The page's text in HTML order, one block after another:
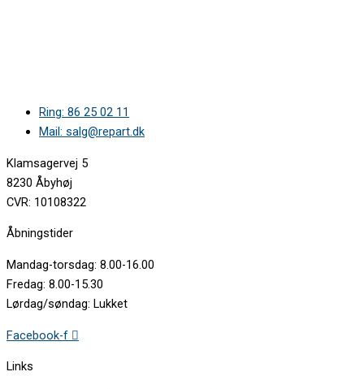
Ring: 86 25 02 11
Mail: salg@repart.dk
Klamsagervej 5
8230 Åbyhøj
CVR: 10108322
Åbningstider
Mandag-torsdag: 8.00-16.00
Fredag: 8.00-15.30
Lørdag/søndag: Lukket
Facebook-f
Links